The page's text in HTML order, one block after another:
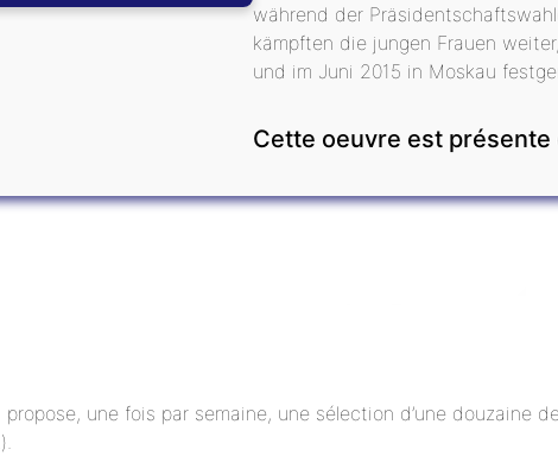
während der
kämpften die jungen Frauen
und im Juni 2015 in Moskau
Cette oeuvre est présente
une fois par semaine, une sélection d’une douzaine